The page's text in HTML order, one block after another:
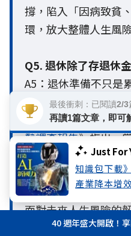
Just For
知識包下載
產業降本增
撐，陷入「因病致貧
環，放大整體人生風
Q5. 退休除了存退休
A5：退休準備不只是
劃健康管理、醫療與
的社會支持網絡。國
勢調查報告》指出，
缺乏完善的準備與支
務風險都可能被放大
務、健康與社會連結
面對未來人生風險的
40 週年盛大開啟！
最後衝刺：已閱讀2/3
再讀1篇文章，即可